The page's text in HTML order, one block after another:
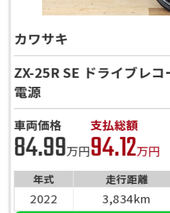
カワサキ
ZX-25R SE ドライブレ
電源
車両価格
84.99万円
支払総額
94.12万円
年式 走行距離
2022 3,834km